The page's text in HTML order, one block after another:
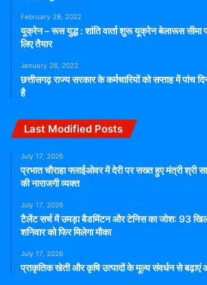
February 28, 2022
यूक्रेन – रूस युद्ध : शांति वार्ता शुरू यूक्रेन बेलारूस
लिए तैयार
January 26, 2022
छत्तीसगढ़ राज्य सरकार के कर्मचारियों को सप्ताह में पांच
है
Last Modified Posts
July 17, 2026
प्रभात चौराहा फ्लाईओवर में देरी पर सख्त हुए मंत्री श्री
की नाराजगी व्यक्त
July 17, 2026
टैलेंट सर्च में उमड़ा बैडमिंटन और टेनिस का जोश: 93
शनिवार को फिर मिलेगा मौका
July 17, 2026
प्राकृतिक खेती और कृषि उत्पादों के मूल्य संवर्धन से बढ़ाएं